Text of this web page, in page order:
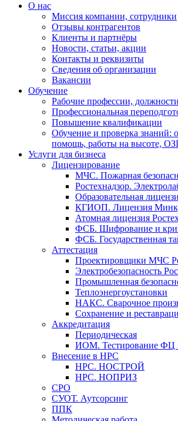
О нас
Миссия компании, сотрудники
Отзывы контрагентов
Клиенты и партнёры
Новости, статьи, акции
Контакты и реквизиты
Сведения об организации
Вакансии
Обучение
Рабочие профессии,
Профессиональная
Повышение квалификации
Обучение и проверка знаний:
помощь, работы на высоте,
Услуги для бизнеса
Лицензирование
МЧС. Пожарная
Ростехнадзор.
Образовательная
КГИОП. Лицензия
Атомная лицензия
ФСБ. Шифрование и
ФСБ. Государственная
Аттестация
Проектировщики МЧС
Электробезопасность
Промышленная
Теплоэнергоустановки
НАКС. Сварочное
Сохранение и
Аккредитация
Периодическая
ИОМ. Тестирование
Внесение в НРС
НРС. НОСТРОЙ
НРС. НОПРИЗ
СРО
СУОТ. Аутсорсинг
ППК